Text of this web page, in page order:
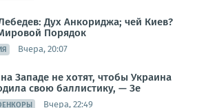
Дух Анкориджа; чей Киев?
Порядок
Вчера, 20:07
Западе не хотят, чтобы Украина
свою баллистику, — Зе
Вчера, 22:49